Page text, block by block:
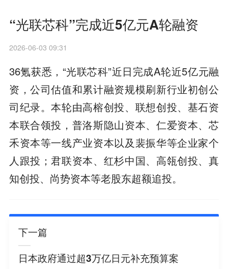
“光联芯科”完成近5亿元A轮融资
2026-06-03 09:31
36氪获悉，“光联芯科”近日完成A轮近5亿元融
资，公司估值和累计融资规模刷新行业初创公
司纪录。本轮由高榕创投、联想创投、基石资
本联合领投，普洛斯隐山资本、仁爱资本、芯
禾资本等一线产业资本以及裴振华等企业家个
人跟投；君联资本、红杉中国、高瓴创投、真
知创投、尚势资本等老股东超额追投。
下一篇
日本政府通过超3万亿日元补充预算案